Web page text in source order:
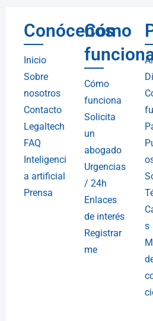
Conócenos
Inicio
Sobre
nosotros
Contacto
Legaltech
FAQ
Inteligenci
a artificial
Prensa
Cómo
Cómo
funciona
Solicita
un
abogado
Urgencias
/ 24h
Enlaces
de interés
Registrar
me
s